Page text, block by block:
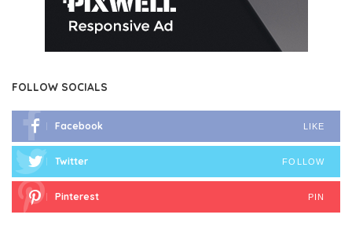
FOLLOW SOCIALS
Facebook LIKE
Twitter FOLLOW
Pinterest PIN